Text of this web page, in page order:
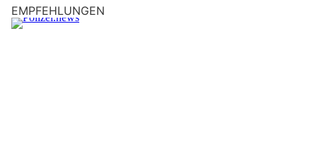
EMPFEHLUNGEN